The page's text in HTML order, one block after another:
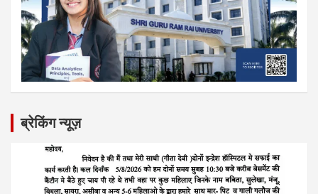
ब्रेकिंग न्यूज़